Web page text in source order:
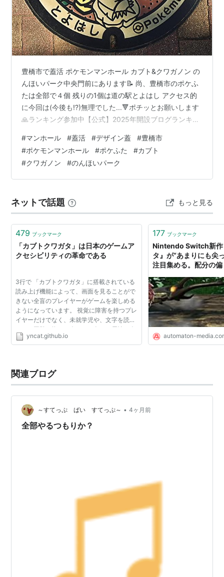
豊橋市で蓋活 ポケモンマンホール カブト&クワガノン の
んほいパーク中央門前にあります📝 尚、豊橋市のポケふ
たは全部で４個 残りの1個は道の駅とよはし アクセス的
に今回は(今後も!?)無理でした...🔻ポチッとお願いします
🙏ランキング参加中【公式】2025年開設ブログランキン
んな初めは超初心者ですよ！支えあおう会＾＾（長いw）
ランキング参加中マンホールランキング参加中旅行記ラ
ンキング参加中街歩きランキング参加中愛知県・名古屋
市情報ランキング参加中漫画＆アニメ話ランキング参加
#マンホール #蓋活 #デザイン蓋 #豊橋市
#ポケモンマンホール #ポケふた #カブト
#クワガノン #のんほいパーク
ネットで話題 もっと見る
479 ブックマーク
「カブトクワガタ」は日本のゲームア
クセシビリティの革命である
3行で 「カブトクワガタ」に搭載されている
読み上げ機能によって、画面を見ることがで
きない全盲のプレイヤーがゲームを楽しめる
ようになっています。 視覚に障害を持つプレ
イヤーだけでなく、未就学児や、文字を読む
ことに困難を抱える人など、色々な属性の人
がプレイできるようになっていると思いま
yncat.github.io
177 ブックマーク
Nintendo Switch新作
タ』が“あまりにも尖
注目集める。配分の
automaton-
関連ブログ
～すてっぷ ばい すてっぷ～ • 4ヶ月前
全部やるつもりか？